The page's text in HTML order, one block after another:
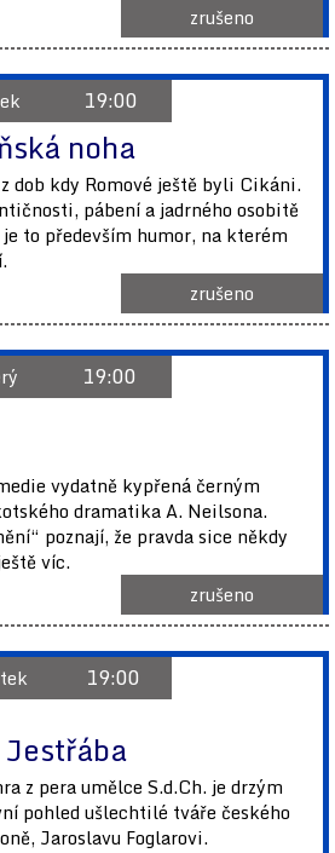
zrušeno
19:00
noha
dob kdy Romové ještě byli Cikáni.
pábení a jadrného osobitě
to především humor, na kterém
zrušeno
19:00
vydatně kypřená černým
dramatika A. Neilsona.
poznají, že pravda sice někdy
víc.
zrušeno
19:00
z pera umělce S.d.Ch. je drzým
pohled ušlechtilé tváře českého
Jaroslavu Foglarovi.